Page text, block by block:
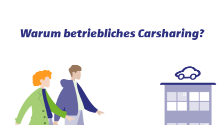
Warum betriebliches Carsharing?